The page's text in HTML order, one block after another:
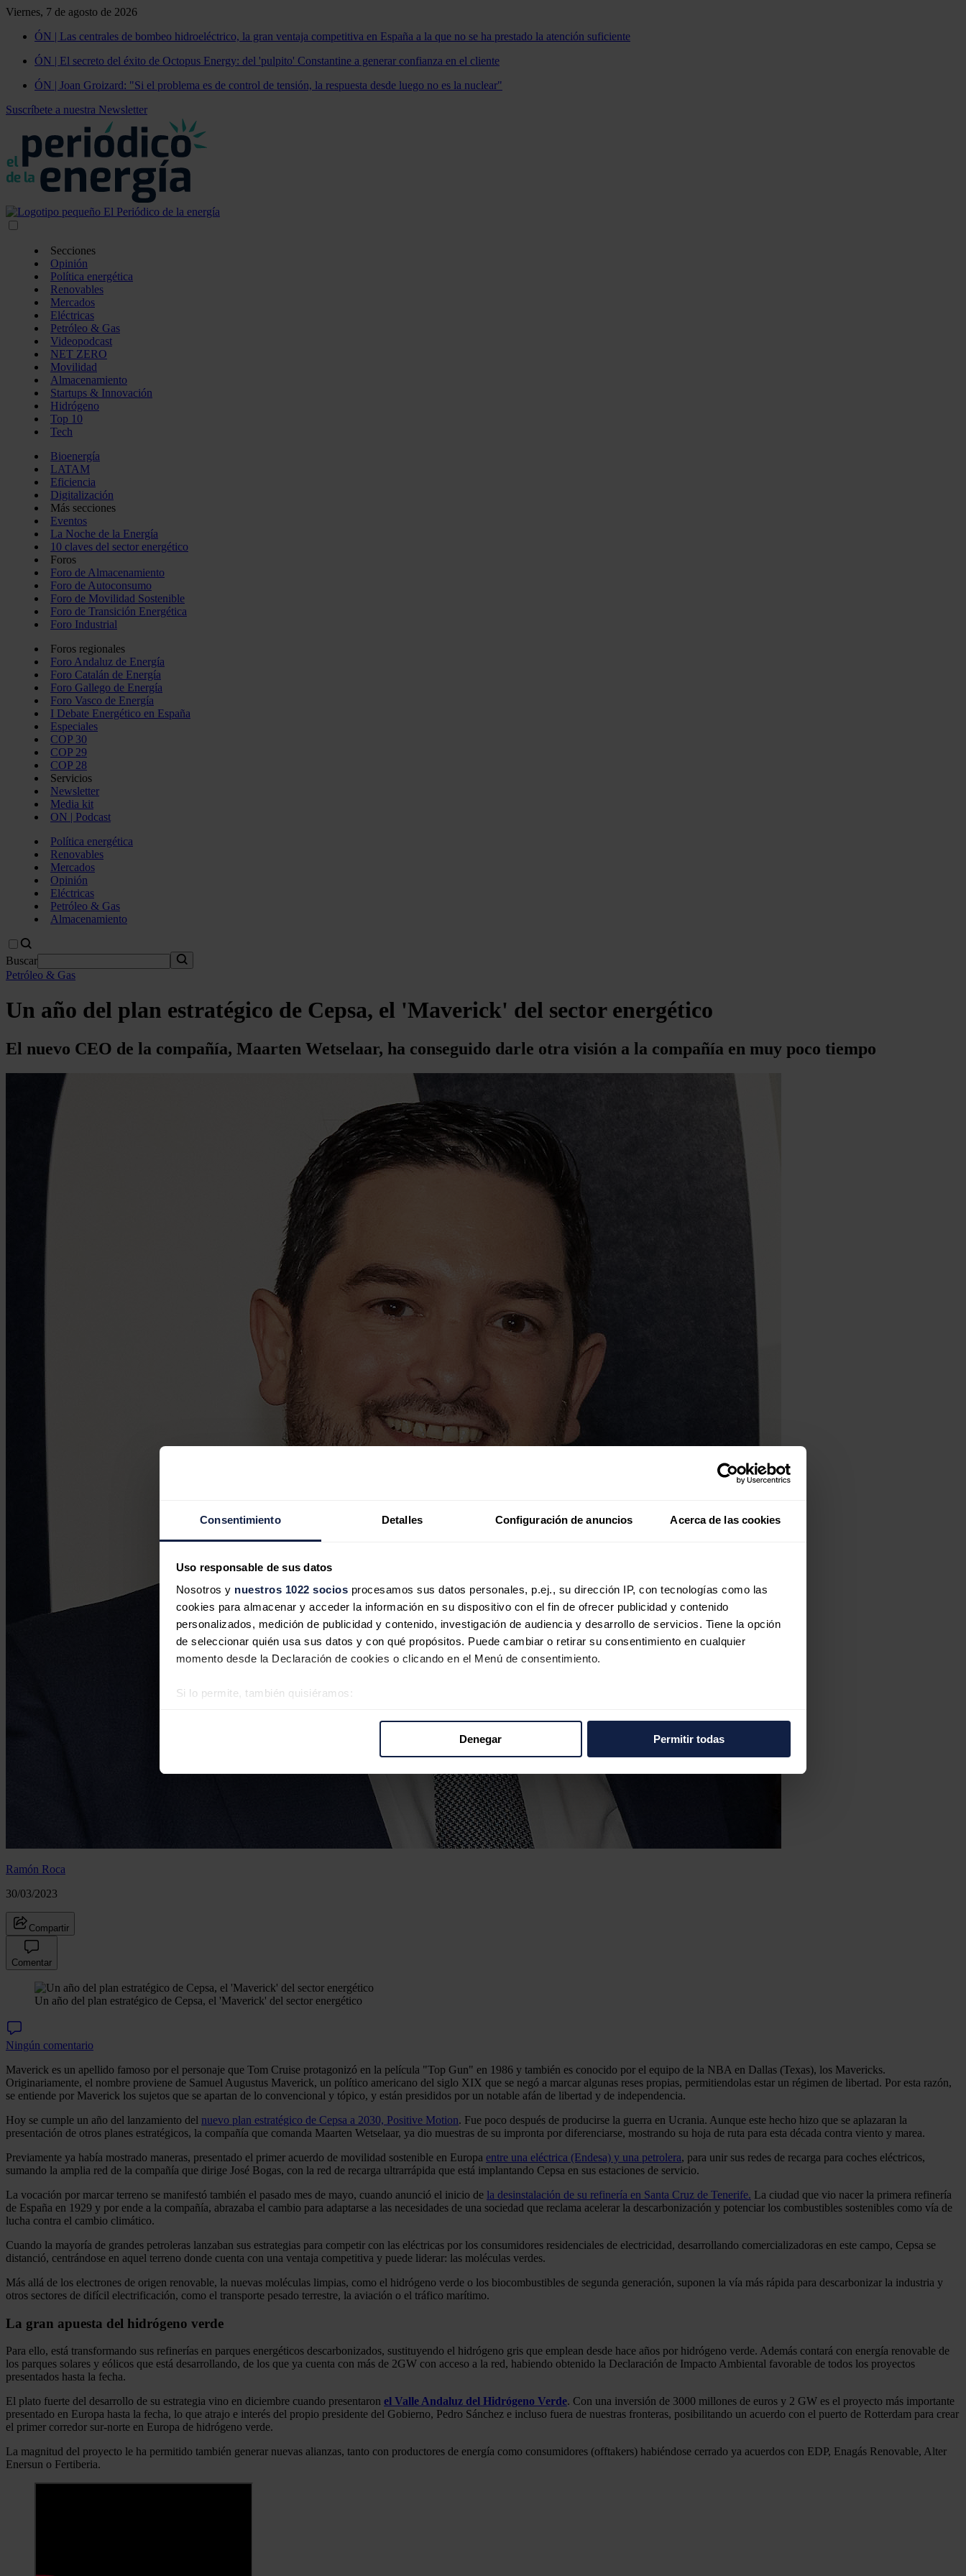
Consentimiento Detalles Configuración de anuncios Acerca de las cookies
Uso responsable de sus datos
Nosotros y nuestros 1022 socios procesamos sus datos personales, p.ej., su dirección IP, con tecnologías como las
cookies para almacenar y acceder la información en su dispositivo con el fin de ofrecer publicidad y contenido
personalizados, medición de publicidad y contenido, investigación de audiencia y desarrollo de servicios. Tiene la opción
de seleccionar quién usa sus datos y con qué propósitos. Puede cambiar o retirar su consentimiento en cualquier
momento desde la Declaración de cookies o clicando en el Menú de consentimiento.
Si lo permite, también quisiéramos:
Las cookies de este sitio web se usan para personalizar el contenido y los anuncios, ofrecer funciones de redes sociales
y analizar el tráfico. Además, compartimos información sobre el uso que haga del sitio web con nuestros partners de
redes sociales, publicidad y análisis web, quienes pueden combinarla con otra información que les haya proporcionado o
Denegar Permitir todas
Viernes, 7 de agosto de 2026
ÓN | Las centrales de bombeo hidroeléctrico, la gran ventaja competitiva en España a la que no se ha prestado la atención suficiente
ÓN | El secreto del éxito de Octopus Energy: del 'pulpito' Constantine a generar confianza en el cliente
ÓN | Joan Groizard: "Si el problema es de control de tensión, la respuesta desde luego no es la nuclear"
Suscríbete a nuestra Newsletter
Secciones
Opinión
Política energética
Renovables
Mercados
Eléctricas
Petróleo & Gas
Videopodcast
NET ZERO
Movilidad
Almacenamiento
Startups & Innovación
Hidrógeno
Top 10
Tech
Bioenergía
LATAM
Eficiencia
Digitalización
Más secciones
Eventos
La Noche de la Energía
10 claves del sector energético
Foros
Foro de Almacenamiento
Foro de Autoconsumo
Foro de Movilidad Sostenible
Foro de Transición Energética
Foro Industrial
Foros regionales
Foro Andaluz de Energía
Foro Catalán de Energía
Foro Gallego de Energía
Foro Vasco de Energía
I Debate Energético en España
Especiales
COP 30
COP 29
COP 28
Servicios
Newsletter
Media kit
ON | Podcast
Política energética
Renovables
Mercados
Opinión
Eléctricas
Petróleo & Gas
Almacenamiento
Buscar
Petróleo & Gas
Un año del plan estratégico de Cepsa, el 'Maverick' del sector energético
El nuevo CEO de la compañía, Maarten Wetselaar, ha conseguido darle otra visión a la compañía en muy poco tiempo
Ramón Roca
30/03/2023
Compartir
Comentar
Un año del plan estratégico de Cepsa, el 'Maverick' del sector energético
Ningún comentario
Maverick es un apellido famoso por el personaje que Tom Cruise protagonizó en la película "Top Gun" en 1986 y también es conocido por el equipo de la NBA en Dallas (Texas), los Mavericks.
Originariamente, el nombre proviene de Samuel Augustus Maverick, un político americano del siglo XIX que se negó a marcar algunas reses propias, permitiendolas estar un régimen de libertad. Por esta razón,
se entiende por Maverick los sujetos que se apartan de lo convencional y tópico, y están presididos por un notable afán de libertad y de independencia.
Hoy se cumple un año del lanzamiento del nuevo plan estratégico de Cepsa a 2030, Positive Motion. Fue poco después de producirse la guerra en Ucrania. Aunque este hecho hizo que se aplazaran la
presentación de otros planes estratégicos, la compañía que comanda Maarten Wetselaar, ya dio muestras de su impronta por diferenciarse, mostrando su hoja de ruta para esta década contra viento y marea.
Previamente ya había mostrado maneras, presentado el primer acuerdo de movilidad sostenible en Europa entre una eléctrica (Endesa) y una petrolera, para unir sus redes de recarga para coches eléctricos,
sumando la amplia red de la compañía que dirige José Bogas, con la red de recarga ultrarrápida que está implantando Cepsa en sus estaciones de servicio.
La vocación por marcar terreno se manifestó también el pasado mes de mayo, cuando anunció el inicio de la desinstalación de su refinería en Santa Cruz de Tenerife. La ciudad que vio nacer la primera refinería
de España en 1929 y por ende a la compañía, abrazaba el cambio para adaptarse a las necesidades de una sociedad que reclama acelerar la descarbonización y potenciar los combustibles sostenibles como vía de
lucha contra el cambio climático.
Cuando la mayoría de grandes petroleras lanzaban sus estrategias para competir con las eléctricas por los consumidores residenciales de electricidad, desarrollando comercializadoras en este campo, Cepsa se
distanció, centrándose en aquel terreno donde cuenta con una ventaja competitiva y puede liderar: las moléculas verdes.
Más allá de los electrones de origen renovable, la nuevas moléculas limpias, como el hidrógeno verde o los biocombustibles de segunda generación, suponen la vía más rápida para descarbonizar la industria y
otros sectores de difícil electrificación, como el transporte pesado terrestre, la aviación o el tráfico marítimo.
La gran apuesta del hidrógeno verde
Para ello, está transformando sus refinerías en parques energéticos descarbonizados, sustituyendo el hidrógeno gris que emplean desde hace años por hidrógeno verde. Además contará con energía renovable de
los parques solares y eólicos que está desarrollando, de los que ya cuenta con más de 2GW con acceso a la red, habiendo obtenido la Declaración de Impacto Ambiental favorable de todos los proyectos
presentados hasta la fecha.
El plato fuerte del desarrollo de su estrategia vino en diciembre cuando presentaron el Valle Andaluz del Hidrógeno Verde. Con una inversión de 3000 millones de euros y 2 GW es el proyecto más importante
presentado en Europa hasta la fecha, lo que atrajo e interés del propio presidente del Gobierno, Pedro Sánchez e incluso fuera de nuestras fronteras, posibilitando un acuerdo con el puerto de Rotterdam para crear
el primer corredor sur-norte en Europa de hidrógeno verde.
La magnitud del proyecto le ha permitido también generar nuevas alianzas, tanto con productores de energía como consumidores (offtakers) habiéndose cerrado ya acuerdos con EDP, Enagás Renovable, Alter
Enersun o Fertiberia.